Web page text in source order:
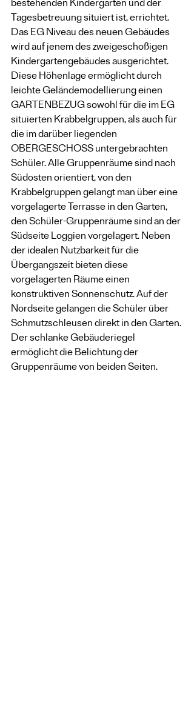
bestehenden Kindergarten und der
Tagesbetreuung situiert ist, errichtet.
Das EG Niveau des neuen Gebäudes
wird auf jenem des zweigeschoßigen
Kindergartengebäudes ausgerichtet.
Diese Höhenlage ermöglicht durch
leichte Geländemodellierung einen
GARTENBEZUG sowohl für die im EG
situierten Krabbelgruppen, als auch für
die im darüber liegenden
OBERGESCHOSS untergebrachten
Schüler. Alle Gruppenräume sind nach
Südosten orientiert, von den
Krabbelgruppen gelangt man über eine
vorgelagerte Terrasse in den Garten,
den Schüler-Gruppenräume sind an der
Südseite Loggien vorgelagert. Neben
der idealen Nutzbarkeit für die
Übergangszeit bieten diese
vorgelagerten Räume einen
konstruktiven Sonnenschutz. Auf der
Nordseite gelangen die Schüler über
Schmutzschleusen direkt in den Garten.
Der schlanke Gebäuderiegel
ermöglicht die Belichtung der
Gruppenräume von beiden Seiten.